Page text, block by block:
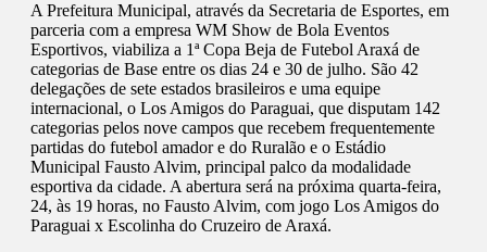
A Prefeitura Municipal, através da Secretaria de Esportes, em
parceria com a empresa WM Show de Bola Eventos
Esportivos, viabiliza a 1ª Copa Beja de Futebol Araxá de
categorias de Base entre os dias 24 e 30 de julho. São 42
delegações de sete estados brasileiros e uma equipe
internacional, o Los Amigos do Paraguai, que disputam 142
categorias pelos nove campos que recebem frequentemente
partidas do futebol amador e do Ruralão e o Estádio
Municipal Fausto Alvim, principal palco da modalidade
esportiva da cidade. A abertura será na próxima quarta-feira,
24, às 19 horas, no Fausto Alvim, com jogo Los Amigos do
Paraguai x Escolinha do Cruzeiro de Araxá.